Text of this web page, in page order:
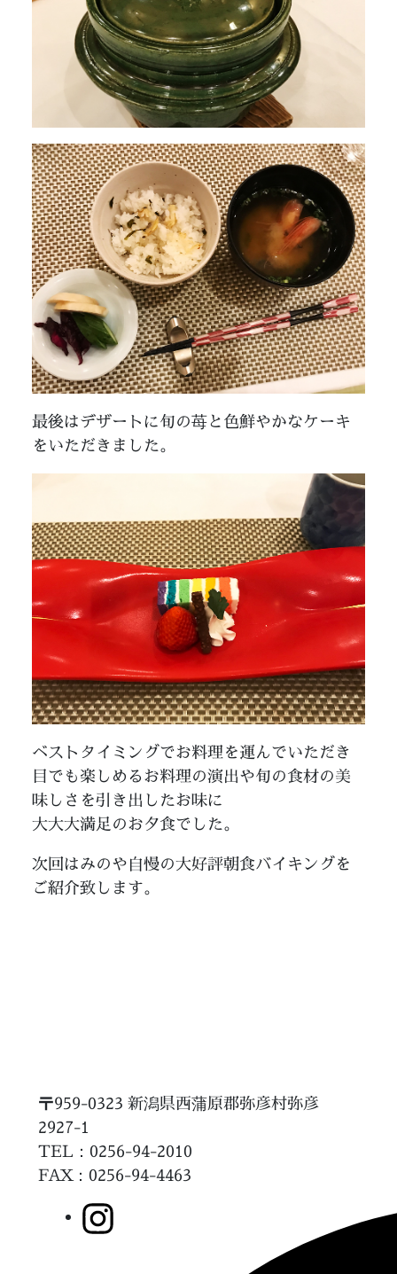
最後はデザートに旬の苺と色鮮やかなケーキ
をいただきました。
ベストタイミングでお料理を運んでいただき
目でも楽しめるお料理の演出や旬の食材の美
味しさを引き出したお味に
大大大満足のお夕食でした。
次回はみのや自慢の大好評朝食バイキングを
ご紹介致します。
〒959-0323 新潟県西蒲原郡弥彦村弥彦
2927-1
TEL：0256-94-2010
FAX：0256-94-4463